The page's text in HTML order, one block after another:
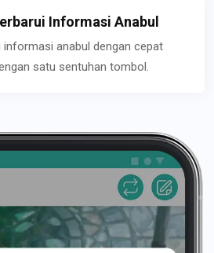
Informasi Anabul
informasi anabul dengan cepat
satu sentuhan tombol.